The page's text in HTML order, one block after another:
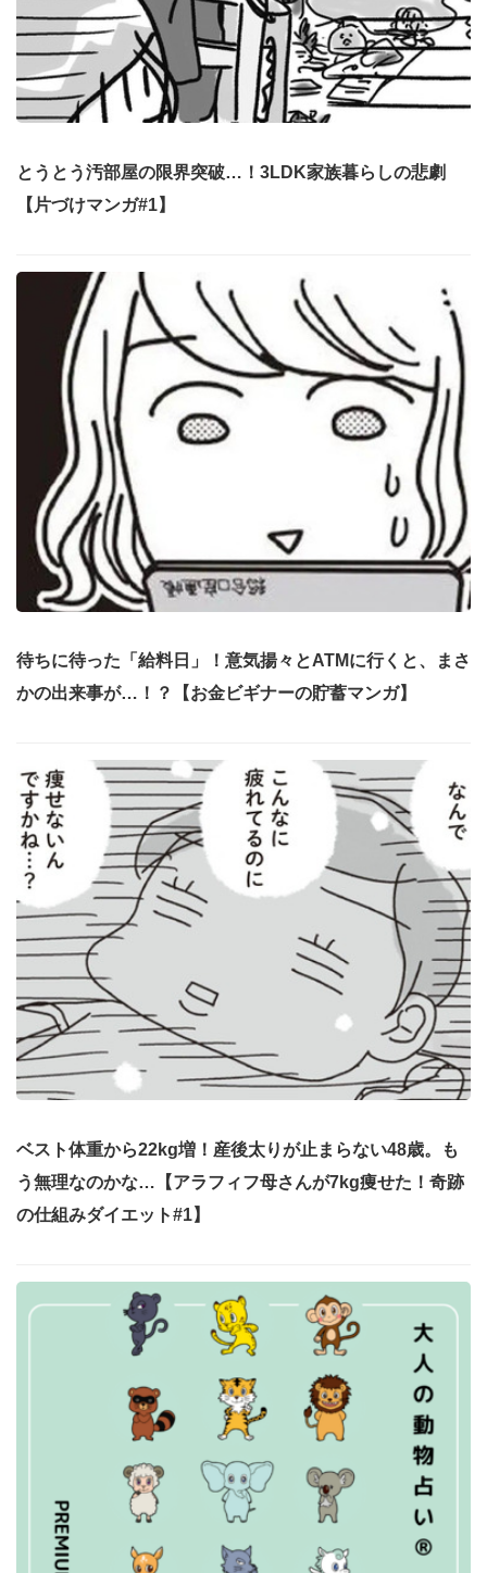
とうとう汚部屋の限界突破…！3LDK家族暮らしの悲劇
【片づけマンガ#1】
待ちに待った「給料日」！意気揚々とATMに行くと、まさ
かの出来事が…！？【お金ビギナーの貯蓄マンガ】
ベスト体重から22kg増！産後太りが止まらない48歳。も
う無理なのかな…【アラフィフ母さんが7kg痩せた！奇跡
の仕組みダイエット#1】